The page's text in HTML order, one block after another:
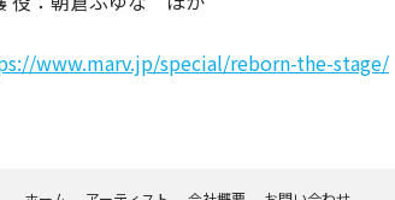
www.marv.jp/special/reborn-the-stage/